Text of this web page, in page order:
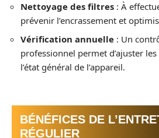
Nettoyage des filtres : À
prévenir l’encrassement et
Vérification annuelle : Un
professionnel permet d’ajuster
l’état général de l’appareil.
BÉNÉFICES DE
RÉGULIER